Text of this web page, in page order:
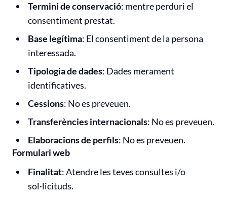
Termini de conservació: mentre perduri el
consentiment prestat.
Base legítima: El consentiment de la persona
interessada.
Tipologia de dades: Dades merament
identificatives.
Cessions: No es preveuen.
Transferències internacionals: No es preveuen.
Elaboracions de perfils: No es preveuen.
Formulari web
Finalitat: Atendre les teves consultes i/o
sol·licituds.